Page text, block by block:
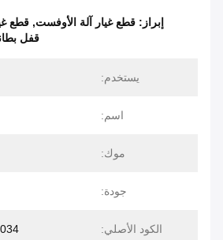
إبراز: قطع غيار آلة الأوفست, قطع
قفل
يستخدم:
اسم:
موك:
جودة:
الكود الأصلي: